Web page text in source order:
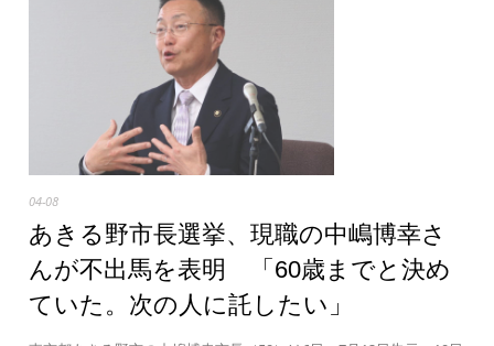
04-08
あきる野市長選挙、現職の中嶋博幸さ
んが不出馬を表明 「60歳までと決め
ていた。次の人に託したい」